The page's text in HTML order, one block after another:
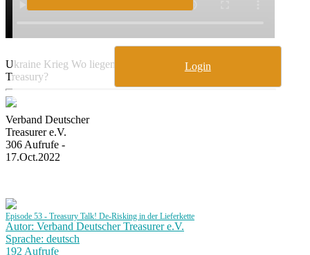
Login
Ukraine Krieg Wo liegen die aktuellen Pain Points der
Treasury?
Verband Deutscher
Treasurer e.V.
306 Aufrufe -
17.Oct.2022
Episode 53 - Treasury Talk! De-Risking in der Lieferkette
Autor: Verband Deutscher Treasurer e.V.
Sprache: deutsch
192 Aufrufe